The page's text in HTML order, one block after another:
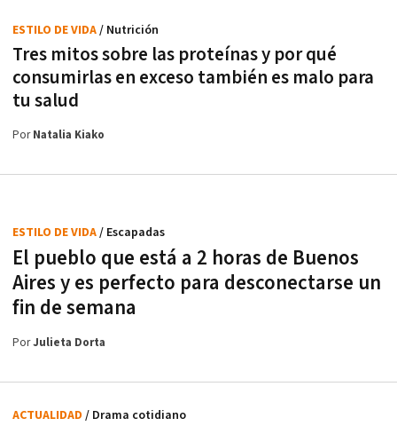
Tres mitos sobre las proteínas y por qué
consumirlas en exceso también es malo para
tu salud
ESTILO DE VIDA/ Nutrición
PorNatalia Kiako
El pueblo que está a 2 horas de Buenos
Aires y es perfecto para desconectarse un
fin de semana
ESTILO DE VIDA/ Escapadas
PorJulieta Dorta
ACTUALIDAD / Drama cotidiano